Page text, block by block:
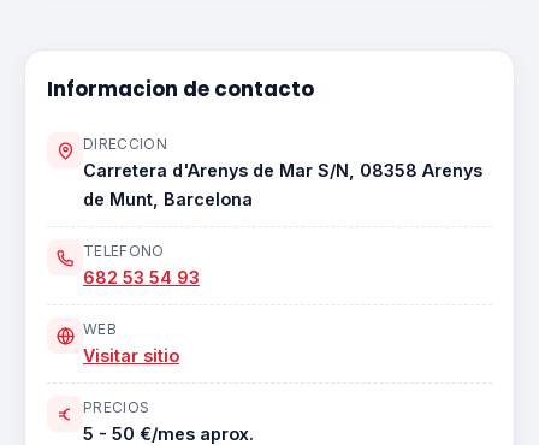
Informacion de contacto
DIRECCION
Carretera d'Arenys de Mar S/N, 08358 Arenys
de Munt, Barcelona
TELEFONO
682 53 54 93
WEB
Visitar sitio
PRECIOS
5 - 50 €/mes aprox.